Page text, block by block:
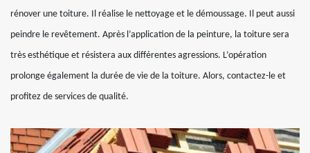
rénover une toiture. Il réalise le nettoyage et le démoussage. Il peut aussi
peindre le revêtement. Après l’application de la peinture, la toiture sera
très esthétique et résistera aux différentes agressions. L’opération
prolonge également la durée de vie de la toiture. Alors, contactez-le et
profitez de services de qualité.